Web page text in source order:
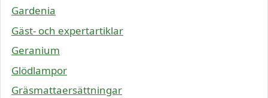
Gardenia
Gäst- och expertartiklar
Geranium
Glödlampor
Gräsmattaersättningar